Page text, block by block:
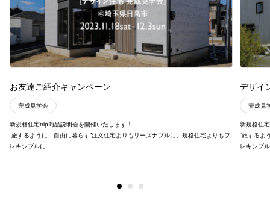
お友達ご紹介キャンペーン
完成見学会
新規格住宅trip商品説明会を開催いたします！
“旅するように、自由に暮らす”注文住宅よりもリーズナブルに。規格住宅よりもフ
レキシブルに
デザイ
完成見
新規格住
“旅するよ
レキシブ